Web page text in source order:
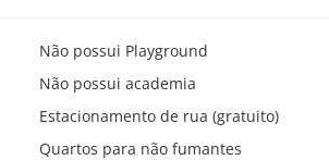
Não possui Playground
Não possui academia
Estacionamento de rua (gratuito)
Quartos para não fumantes